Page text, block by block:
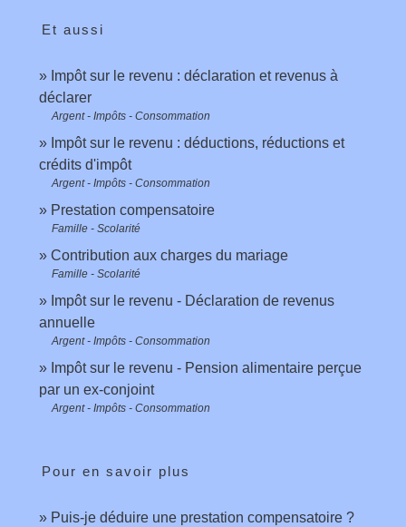
Et aussi
Impôt sur le revenu : déclaration et revenus à
déclarer
Argent - Impôts - Consommation
Impôt sur le revenu : déductions, réductions et
crédits d'impôt
Argent - Impôts - Consommation
Prestation compensatoire
Famille - Scolarité
Contribution aux charges du mariage
Famille - Scolarité
Impôt sur le revenu - Déclaration de revenus
annuelle
Argent - Impôts - Consommation
Impôt sur le revenu - Pension alimentaire perçue
par un ex-conjoint
Argent - Impôts - Consommation
Pour en savoir plus
Puis-je déduire une prestation compensatoire ?